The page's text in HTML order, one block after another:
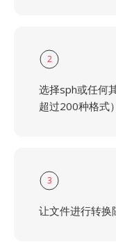
2
选择sph或任何
超过200种格式）
3
让文件进行转换